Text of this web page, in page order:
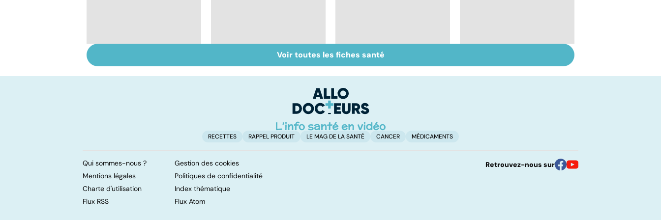
domicile, c'est facile !
Don de gamètes : le
pour et le contre
Médecine de
proximité : quel
l'ovulation : de la
Voir toutes les fiches santé
RECETTES RAPPEL PRODUIT LE MAG DE LA SANTÉ CANCER MÉDICAMENTS
Qui sommes-nous ?
Gestion des cookies
Mentions légales
Politiques de confidentialité
Charte d'utilisation
Index thématique
Flux RSS
Flux Atom
Retrouvez-nous sur